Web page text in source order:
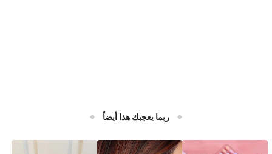
ربما يعجبك هذا أيضاً